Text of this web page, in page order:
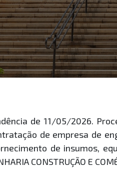
de 11/05/2026.
de empresa de
de insumos,
CONSTRUÇÃO E